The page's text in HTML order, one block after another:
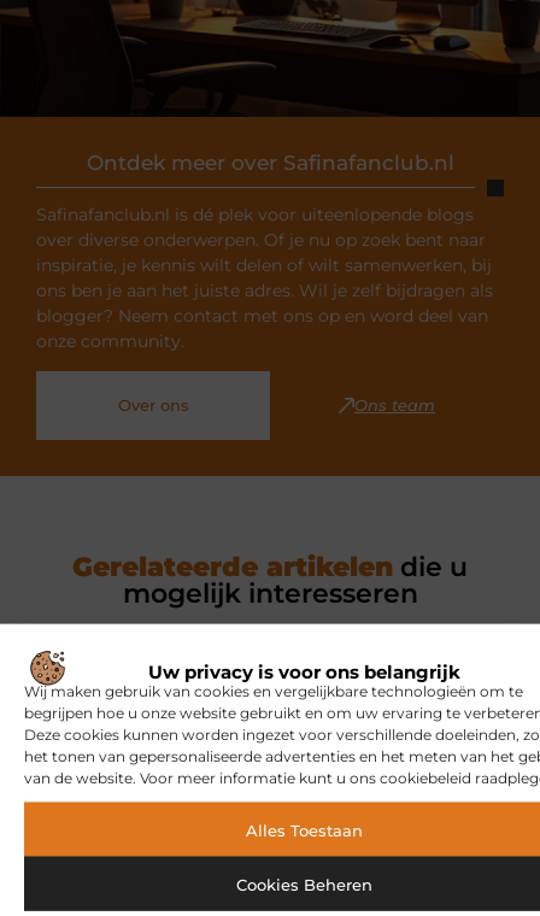
Uw privacy is voor ons belangrijk
Wij maken gebruik van cookies en vergelijkbare technologieën om te
begrijpen hoe u onze website gebruikt en om uw ervaring te
Deze cookies kunnen worden ingezet voor verschillende doeleinden,
het tonen van gepersonaliseerde advertenties en het meten van het
van de website. Voor meer informatie kunt u ons cookiebeleid
Alles Toestaan
Cookies Beheren
Ontdek meer over Safinafanclub.nl
Safinafanclub.nl is dé plek voor uiteenlopende blogs
over diverse onderwerpen. Of je nu op zoek bent naar
inspiratie, je kennis wilt delen of wilt samenwerken, bij
ons ben je aan het juiste adres. Wil je zelf bijdragen als
blogger? Neem contact met ons op en word deel van
onze community.
Over ons Ons team
Gerelateerde artikelen die u
mogelijk interesseren
Hoe u een webshop laat bouwen die klaar is voor